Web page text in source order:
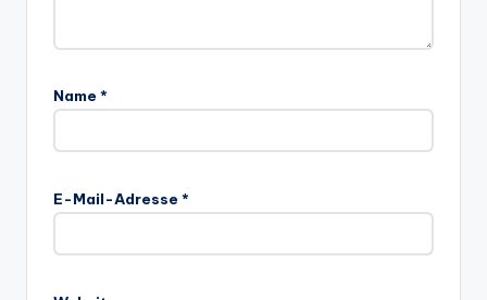
Name *
E-Mail-Adresse *